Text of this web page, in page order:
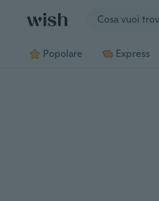
Popolare Express